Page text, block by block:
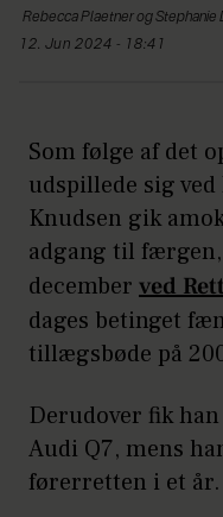
RebeccaPlaetner og Stephanie
12. Jun 2024 - 18:41
Som følge af det
udspillede sig
Knudsen gik
adgang til
december ved
dages betinget
tillægsbøde på
Derudover fik
Audi Q7, mens
førerretten i et år.